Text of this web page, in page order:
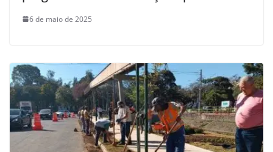
6 de maio de 2025